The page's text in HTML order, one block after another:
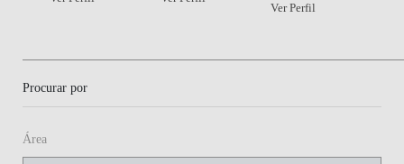
Ver Perfil
Procurar por
Área